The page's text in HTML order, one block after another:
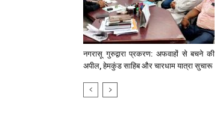
नगरासू गुरुद्वारा प्रकरण: अफवाहों से बचने की
अपील, हेमकुंड साहिब और चारधाम यात्रा सुचारू